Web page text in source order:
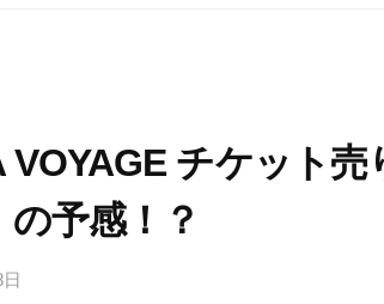
VOYAGE チケット売
の予感！？